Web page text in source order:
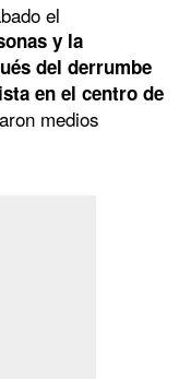
el
y la
del derrumbe
en el centro de
medios